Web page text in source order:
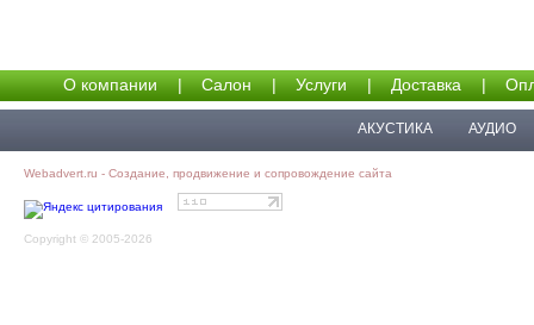
О компании | Салон | Услуги | Доставка |
АКУСТИКА АУДИО
Webadvert.ru - Создание, продвижение и сопровождение сайта
Copyright © 2005-2026